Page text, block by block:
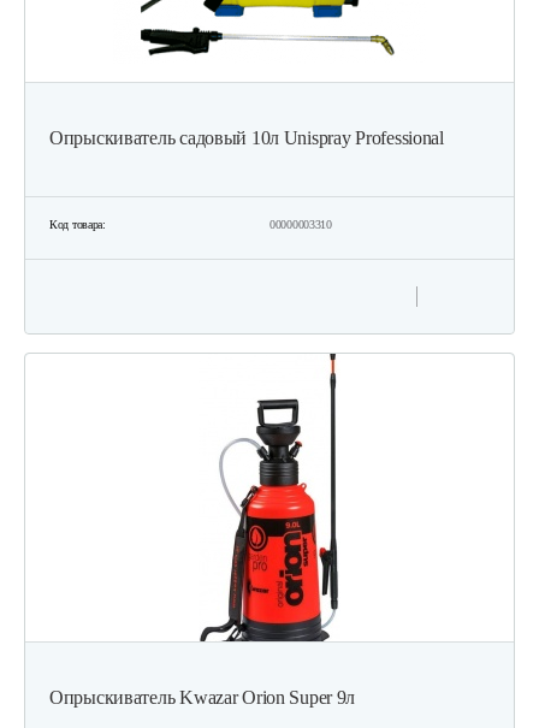
Опрыскиватель садовый 10л Unispray Professional
Код товара: 00000003310
Опрыскиватель Kwazar Orion Super 9л